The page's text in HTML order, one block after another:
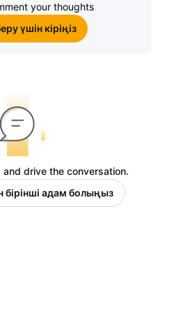
your thoughts
үшін кіріңіз
drive the conversation.
бірінші адам болыңыз